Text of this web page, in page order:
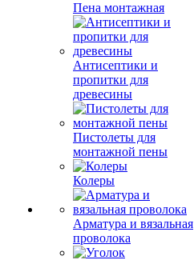
Пена монтажная
Антисептики и
пропитки для
древесины
Пистолеты для
монтажной пены
Колеры
Арматура и вязальная
проволока